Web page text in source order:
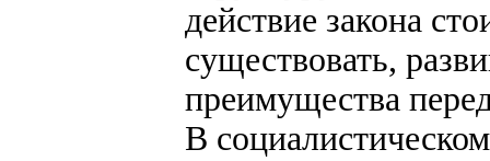
действие закона
существовать,
преимущества
В